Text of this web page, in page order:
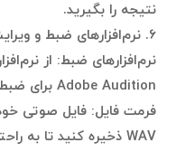
نتیجه را بگیرید.
۶. نرم‌افزارهای ضبط و ویرایش
Adobe Audition برای ضبط و ویرایش صدا استفاده کنید.
WAV ذخیره کنید تا به راحتی قابل ارسال باشد.